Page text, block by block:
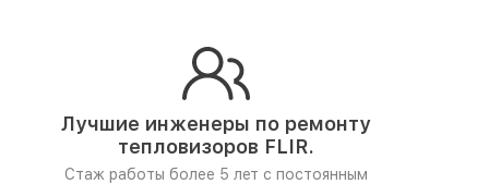
Лучшие инженеры по ремонту
тепловизоров FLIR.
Стаж работы более 5 лет с постоянным